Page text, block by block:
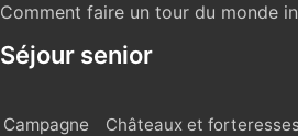
Comment faire un tour du monde
Séjour senior
Campagne Châteaux et forteresses